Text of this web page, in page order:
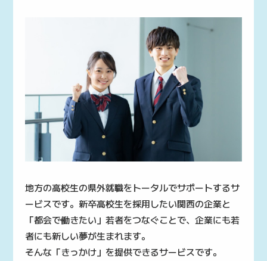
地方の高校生の県外就職をトータルでサポートするサ
ービスです。新卒高校生を採用したい関西の企業と
「都会で働きたい」若者をつなぐことで、企業にも若
者にも新しい夢が生まれます。
そんな「きっかけ」を提供できるサービスです。